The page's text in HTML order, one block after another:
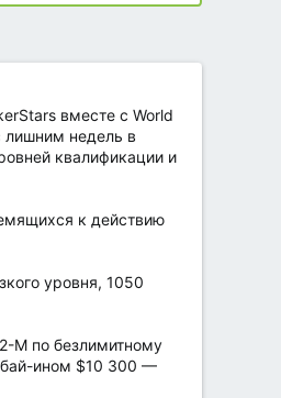
вместе с World
лишним недель в
квалификации и
к действию
уровня, 1050
M по безлимитному
бай-ином $10 300 —